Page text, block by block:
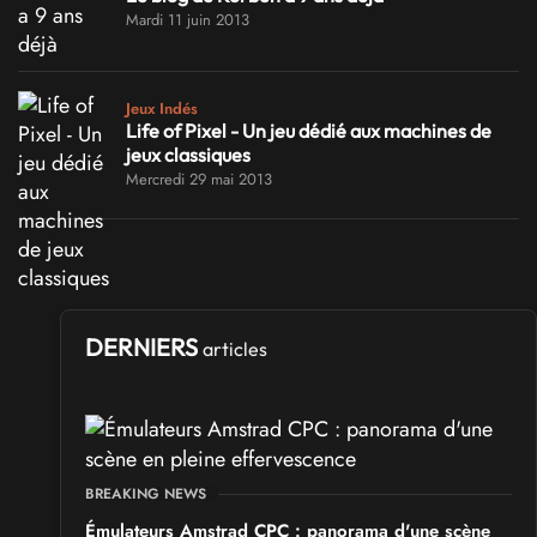
Mardi 11 juin 2013
Jeux Indés
Life of Pixel - Un jeu dédié aux machines de
jeux classiques
Mercredi 29 mai 2013
DERNIERS articles
BREAKING NEWS
Émulateurs Amstrad CPC : panorama d'une scène